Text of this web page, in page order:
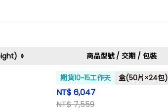
商品型號 / 交期 / 包裝
期貨10~15工作天 盒(50片×24包)
NT$ 6,047
NT$ 7,559